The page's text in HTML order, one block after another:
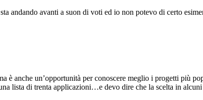
andando avanti a suon di voti ed io non potevo di certo
è anche un’opportunità per conoscere meglio i progetti più
lista di trenta applicazioni…e devo dire che la scelta in